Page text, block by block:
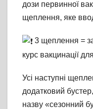
дози первинної
щеплення, яке
3 щеплення =
курс вакцинації
Усі наступні
додатковий
назву «сезонний